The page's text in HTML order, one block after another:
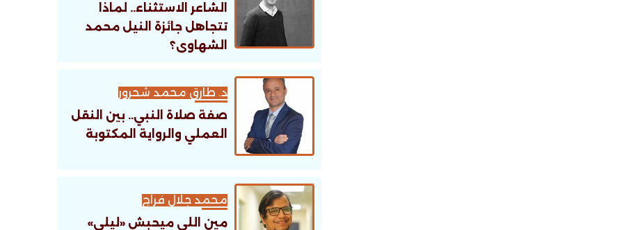
الشاعر الاستثناء.. لماذا
تتجاهل جائزة النيل محمد
الشهاوى؟
د. طارق محمد شحرور
صفة صلاة النبي.. بين النقل
العملي والرواية المكتوبة
محمد جلال فراج
مين اللى ميحبش «ليلى»